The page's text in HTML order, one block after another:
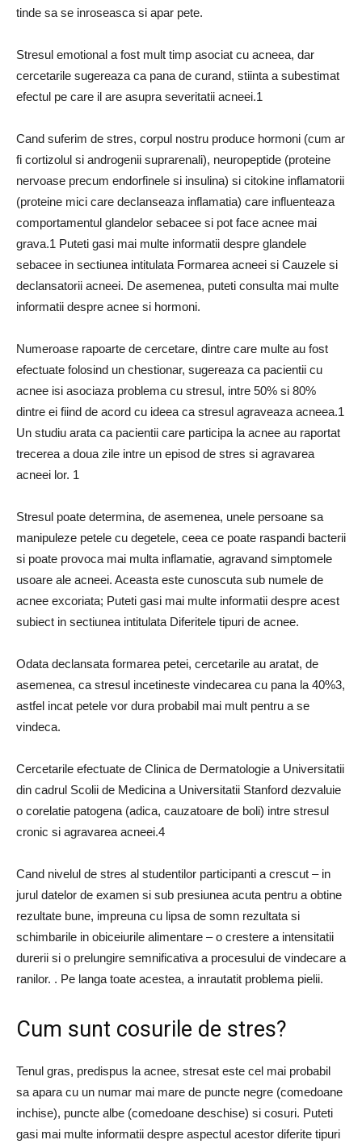
tinde sa se inroseasca si apar pete.
Stresul emotional a fost mult timp asociat cu acneea, dar
cercetarile sugereaza ca pana de curand, stiinta a subestimat
efectul pe care il are asupra severitatii acneei.1
Cand suferim de stres, corpul nostru produce hormoni (cum ar
fi cortizolul si androgenii suprarenali), neuropeptide (proteine ​​
nervoase precum endorfinele si insulina) si citokine inflamatorii
(proteine ​​mici care declanseaza inflamatia) care influenteaza
comportamentul glandelor sebacee si pot face acnee mai
grava.1 Puteti gasi mai multe informatii despre glandele
sebacee in sectiunea intitulata Formarea acneei si Cauzele si
declansatorii acneei. De asemenea, puteti consulta mai multe
informatii despre acnee si hormoni.
Numeroase rapoarte de cercetare, dintre care multe au fost
efectuate folosind un chestionar, sugereaza ca pacientii cu
acnee isi asociaza problema cu stresul, intre 50% si 80%
dintre ei fiind de acord cu ideea ca stresul agraveaza acneea.1
Un studiu arata ca pacientii care participa la acnee au raportat
trecerea a doua zile intre un episod de stres si agravarea
acneei lor. 1
Stresul poate determina, de asemenea, unele persoane sa
manipuleze petele cu degetele, ceea ce poate raspandi bacterii
si poate provoca mai multa inflamatie, agravand simptomele
usoare ale acneei. Aceasta este cunoscuta sub numele de
acnee excoriata; Puteti gasi mai multe informatii despre acest
subiect in sectiunea intitulata Diferitele tipuri de acnee.
Odata declansata formarea petei, cercetarile au aratat, de
asemenea, ca stresul incetineste vindecarea cu pana la 40%3,
astfel incat petele vor dura probabil mai mult pentru a se
vindeca.
Cercetarile efectuate de Clinica de Dermatologie a Universitatii
din cadrul Scolii de Medicina a Universitatii Stanford dezvaluie
o corelatie patogena (adica, cauzatoare de boli) intre stresul
cronic si agravarea acneei.4
Cand nivelul de stres al studentilor participanti a crescut – in
jurul datelor de examen si sub presiunea acuta pentru a obtine
rezultate bune, impreuna cu lipsa de somn rezultata si
schimbarile in obiceiurile alimentare – o crestere a intensitatii
durerii si o prelungire semnificativa a procesului de vindecare a
ranilor. . Pe langa toate acestea, a inrautatit problema pielii.
Cum sunt cosurile de stres?
Tenul gras, predispus la acnee, stresat este cel mai probabil
sa apara cu un numar mai mare de puncte negre (comedoane
inchise), puncte albe (comedoane deschise) si cosuri. Puteti
gasi mai multe informatii despre aspectul acestor diferite tipuri